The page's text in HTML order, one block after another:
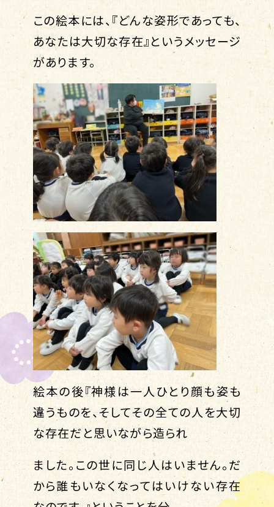
この絵本には、『どんな姿形であっても、
あなたは大切な存在』というメッセージ
があります。
絵本の後『神様は一人ひとり顔も姿も
違うものを、そしてその全ての人を大切
な存在だと思いながら造られ
ました。この世に同じ人はいません。だ
から誰もいなくなってはいけない存在